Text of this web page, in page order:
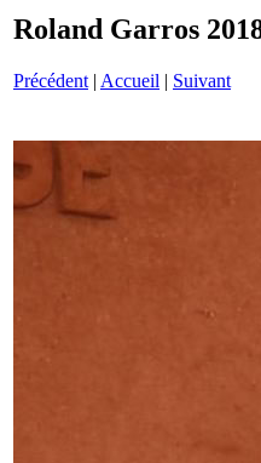
Roland Garros
Précédent | Accueil | Suivant